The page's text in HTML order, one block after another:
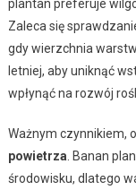
plantan preferuje
Zaleca się
gdy wierzchnia
letniej, aby uniknąć
wpłynąć na rozwój
Ważnym czynnikiem,
powietrza. Banan
środowisku, dlatego